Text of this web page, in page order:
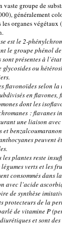
groupe de
généralement
organes
est le 2-
le groupe phénol
présentes à
ou
flavonoïdes selon
en
dont les
: flavanes
une liaison
peuvent
plantes reste
verts et les
consommés dans
avec l’acide
de synthèse
protecteurs de la
de vitamine P
et sont